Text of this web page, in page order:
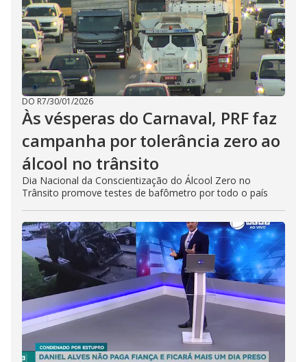
DO R7/30/01/2026
Às vésperas do Carnaval, PRF faz
campanha por tolerância zero ao
álcool no trânsito
Dia Nacional da Conscientização do Álcool Zero no
Trânsito promove testes de bafômetro por todo o país